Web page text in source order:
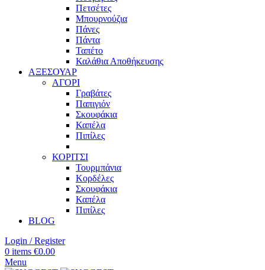
Πετσέτες
Μπουρνούζια
Πάνες
Πάντα
Ταπέτο
Καλάθια Αποθήκευσης
ΑΞΕΣΟΥΑΡ
ΑΓΟΡΙ
Γραβάτες
Παπιγιόν
Σκουφάκια
Καπέλα
Πιπίλες
ΚΟΡΙΤΣΙ
Τουρμπάνια
Κορδέλες
Σκουφάκια
Καπέλα
Πιπίλες
BLOG
Login / Register
0 items €0.00
Menu